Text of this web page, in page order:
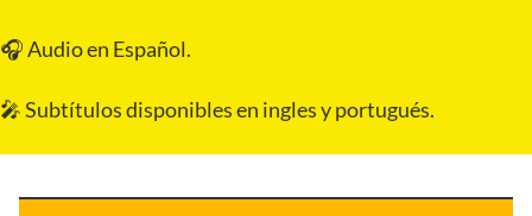
🎧 Audio en Español.
🎤 Subtítulos disponibles en ingles y portugués.